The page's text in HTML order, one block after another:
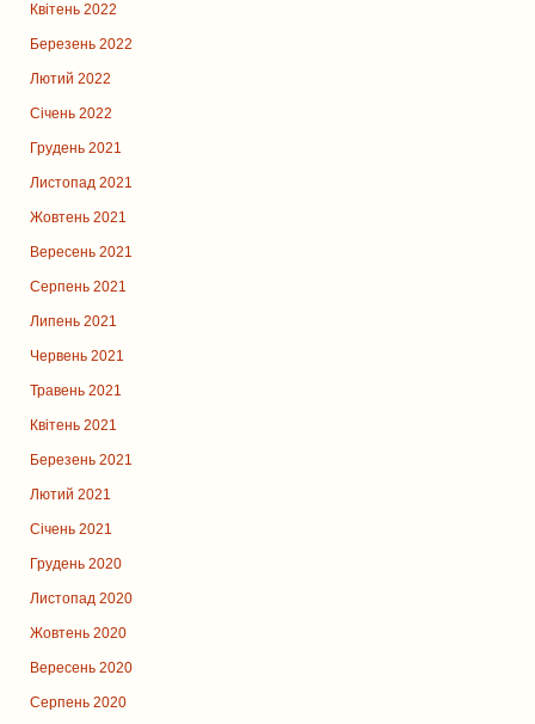
Квітень 2022
Березень 2022
Лютий 2022
Січень 2022
Грудень 2021
Листопад 2021
Жовтень 2021
Вересень 2021
Серпень 2021
Липень 2021
Червень 2021
Травень 2021
Квітень 2021
Березень 2021
Лютий 2021
Січень 2021
Грудень 2020
Листопад 2020
Жовтень 2020
Вересень 2020
Серпень 2020